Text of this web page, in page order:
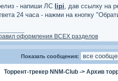
- напиши ЛС lipi, дав ссылку на
24 часа - нажми на кнопку
оформления ВСЕХ разделов
Показать сообщения:
Торрент-трекер NNM-Club -> Архив